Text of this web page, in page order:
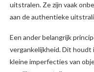
uitstralen. Ze zijn vaak
aan de authentieke
Een ander belangrijk
vergankelijkheid. Dit houdt
kleine imperfecties van